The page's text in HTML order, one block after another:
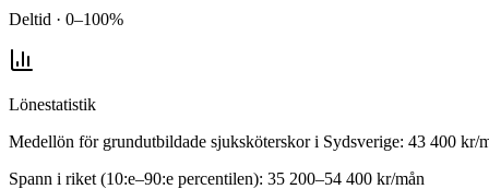
Deltid · 0–100%
Lönestatistik
Medellön för grundutbildade sjuksköterskori Sydsverige: 43 400 kr/
Spann i riket (10:e–90:e percentilen): 35 200–54 400 kr/mån